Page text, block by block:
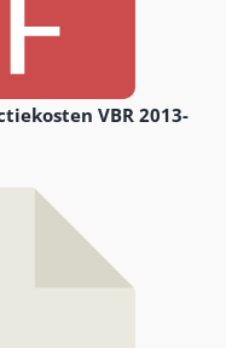
VBR 2013-